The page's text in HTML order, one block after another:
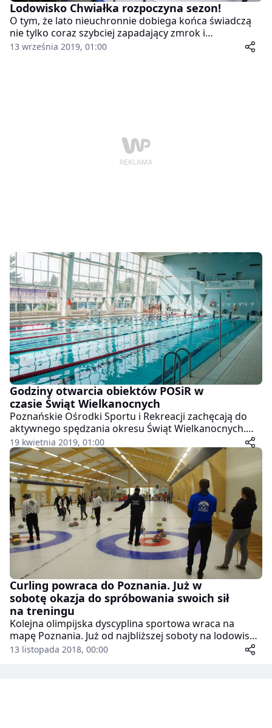
Lodowisko Chwiałka rozpoczyna sezon!
O tym, że lato nieuchronnie dobiega końca świadczą
nie tylko coraz szybciej zapadający zmrok i
chłodniejsze dni, ale także… otwarcie sezonu na
13 września 2019, 01:00
Godziny otwarcia obiektów POSiR w
czasie Świąt Wielkanocnych
Poznańskie Ośrodki Sportu i Rekreacji zachęcają do
aktywnego spędzania okresu Świąt Wielkanocnych.
Obiekty Ośrodków będą jednak czynne w nieco innych
niż zwykle godzinach.
19 kwietnia 2019, 01:00
Curling powraca do Poznania. Już w
sobotę okazja do spróbowania swoich sił
na treningu
Kolejna olimpijska dyscyplina sportowa wraca na
mapę Poznania. Już od najbliższej soboty na lodowisku
Chwiałka odbywać się będą treningi Poznańskiego
13 listopada 2018, 00:00